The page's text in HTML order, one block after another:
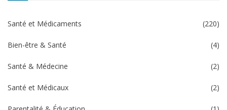
Santé et Médicaments (220)
Bien-être & Santé (4)
Santé & Médecine (2)
Santé et Médicaux (2)